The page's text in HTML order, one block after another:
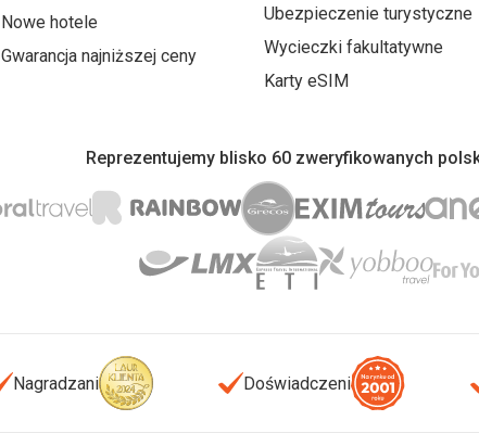
Nowe hotele
Gwarancja najniższej ceny
Ubezpieczenie turystyczne
Wycieczki fakultatywne
Karty eSIM
Reprezentujemy blisko 60 zweryfikowanych
Nagradzani Doświadczeni